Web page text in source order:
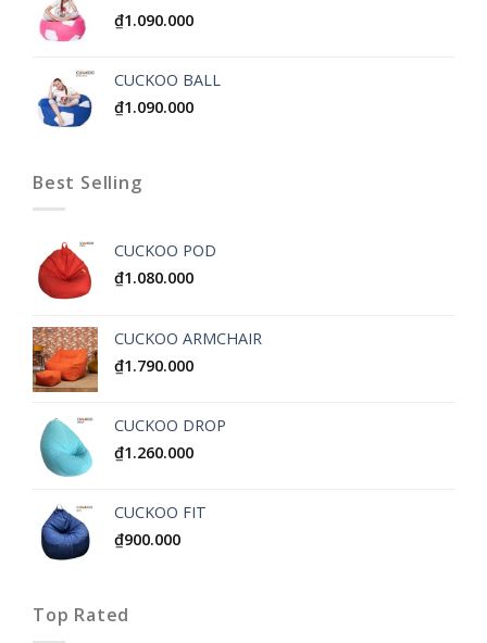
₫1.090.000
CUCKOO BALL
₫1.090.000
Best Selling
CUCKOO POD
₫1.080.000
CUCKOO ARMCHAIR
₫1.790.000
CUCKOO DROP
₫1.260.000
CUCKOO FIT
₫900.000
Top Rated